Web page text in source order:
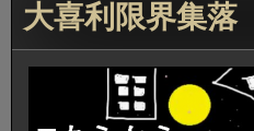
大喜利限界集落